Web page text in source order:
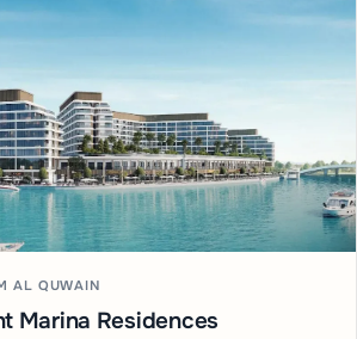
AL QUWAIN
Marina Residences